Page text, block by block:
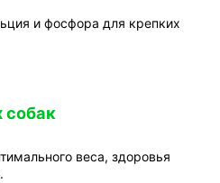
и фосфора для крепких
собак
веса, здоровья